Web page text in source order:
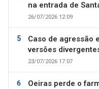
na entrada de
26/07/2026 12:09
Caso de agressão
versões
23/07/2026 17:07
Oeiras perde o